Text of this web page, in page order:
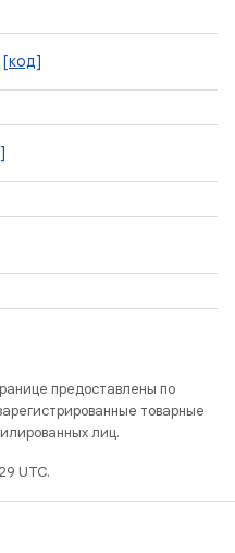
[код]
предоставлены по
товарные
лиц.
UTC.